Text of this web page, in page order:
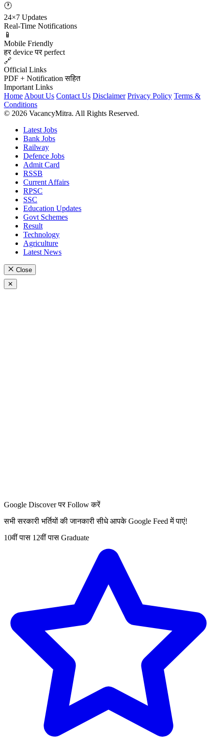
🕐
24×7 Updates
Real-Time Notifications
📱
Mobile Friendly
हर device पर perfect
🔗
Official Links
PDF + Notification सहित
Important Links
Home About Us Contact Us Disclaimer Privacy Policy Terms &
Conditions
© 2026 VacancyMitra. All Rights Reserved.
Latest Jobs
Bank Jobs
Railway
Defence Jobs
Admit Card
RSSB
Current Affairs
RPSC
SSC
Education Updates
Govt Schemes
Result
Technology
Agriculture
Latest News
Close
✕
Google Discover पर Follow करें
सभी सरकारी भर्तियों की जानकारी सीधे आपके Google Feed में पाएं!
10वीं पास 12वीं पास Graduate